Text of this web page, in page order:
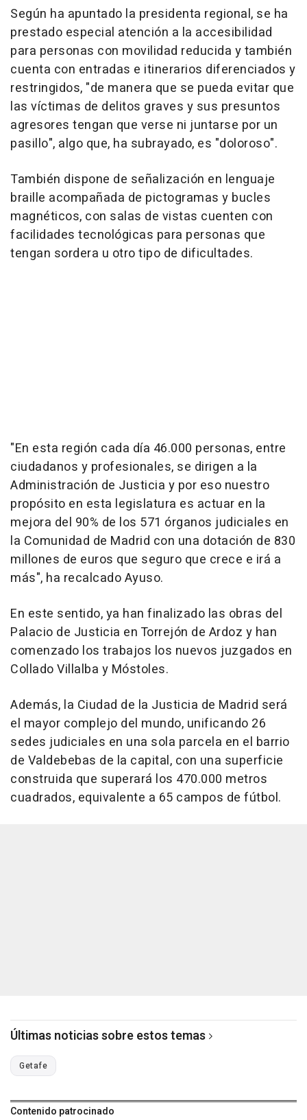
Según ha apuntado la presidenta regional, se ha
prestado especial atención a la accesibilidad
para personas con movilidad reducida y también
cuenta con entradas e itinerarios diferenciados y
restringidos, "de manera que se pueda evitar que
las víctimas de delitos graves y sus presuntos
agresores tengan que verse ni juntarse por un
pasillo", algo que, ha subrayado, es "doloroso".
También dispone de señalización en lenguaje
braille acompañada de pictogramas y bucles
magnéticos, con salas de vistas cuenten con
facilidades tecnológicas para personas que
tengan sordera u otro tipo de dificultades.
"En esta región cada día 46.000 personas, entre
ciudadanos y profesionales, se dirigen a la
Administración de Justicia y por eso nuestro
propósito en esta legislatura es actuar en la
mejora del 90% de los 571 órganos judiciales en
la Comunidad de Madrid con una dotación de 830
millones de euros que seguro que crece e irá a
más", ha recalcado Ayuso.
En este sentido, ya han finalizado las obras del
Palacio de Justicia en Torrejón de Ardoz y han
comenzado los trabajos los nuevos juzgados en
Collado Villalba y Móstoles.
Además, la Ciudad de la Justicia de Madrid será
el mayor complejo del mundo, unificando 26
sedes judiciales en una sola parcela en el barrio
de Valdebebas de la capital, con una superficie
construida que superará los 470.000 metros
cuadrados, equivalente a 65 campos de fútbol.
Últimas noticias sobre estos temas
Getafe
Contenido patrocinado